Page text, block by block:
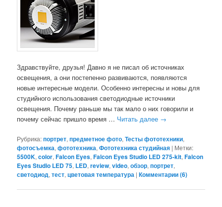
Здравствуйте, друзья! Давно я не писал об источниках
освещения, а они постепенно развиваются, появляются
новые интересные модели. Особенно интересны и новы для
студийного использования светодиодные источники
освещения. Почему раньше мы так мало о них говорили и
почему сейчас пришло время … Читать далее →
Рубрика:портрет,предметное фото,Тесты фототехники,
фотосъемка,фототехника,Фототехника студийная | Метки:
5500K,color,Falcon Eyes,Falcon Eyes Studio LED 275-kit,Falcon
Eyes Studio LED 75, LED,review,video,обзор,портрет,
светодиод,тест,цветовая температура |Комментарии (6)